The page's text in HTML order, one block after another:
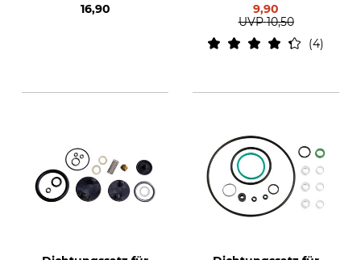
16,90
9,90
UVP 10,50
4